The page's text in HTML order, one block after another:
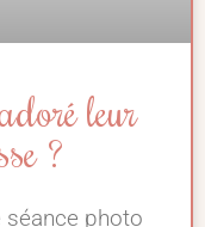
leur
?
séance photo